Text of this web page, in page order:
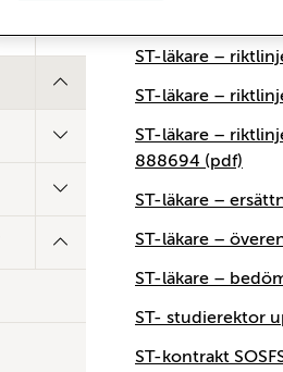
ST-läkare –
ST-läkare –
ST-läkare –
ST-läkare –
888694 (pdf)
ST-läkare –
ST-läkare –
ST-läkare –
ST- studierektor
ST-kontrakt